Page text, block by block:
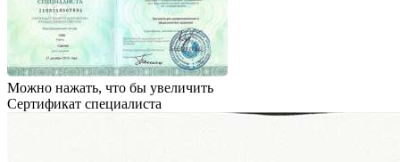
Можно нажать, что бы увеличить
Сертификат специалиста